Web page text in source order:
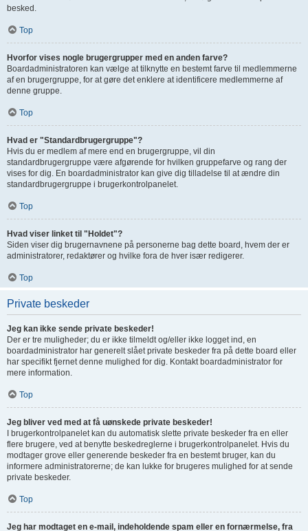
besked.
Top
Hvorfor vises nogle brugergrupper med en anden farve?
Boardadministratoren kan vælge at tilknytte en bestemt farve til medlemmerne
af en brugergruppe, for at gøre det enklere at identificere medlemmerne af
denne gruppe.
Top
Hvad er "Standardbrugergruppe"?
Hvis du er medlem af mere end en brugergruppe, vil din
standardbrugergruppe være afgørende for hvilken gruppefarve og rang der
vises for dig. En boardadministrator kan give dig tilladelse til at ændre din
standardbrugergruppe i brugerkontrolpanelet.
Top
Hvad viser linket til "Holdet"?
Siden viser dig brugernavnene på personerne bag dette board, hvem der er
administratorer, redaktører og hvilke fora de hver især redigerer.
Top
Private beskeder
Jeg kan ikke sende private beskeder!
Der er tre muligheder; du er ikke tilmeldt og/eller ikke logget ind, en
boardadministrator har generelt slået private beskeder fra på dette board eller
har specifikt fjernet denne mulighed for dig. Kontakt boardadministrator for
mere information.
Top
Jeg bliver ved med at få uønskede private beskeder!
I brugerkontrolpanelet kan du automatisk slette private beskeder fra en eller
flere brugere, ved at benytte beskedreglerne i brugerkontrolpanelet. Hvis du
modtager grove eller generende beskeder fra en bestemt bruger, kan du
informere administratorerne; de kan lukke for brugeres mulighed for at sende
private beskeder.
Top
Jeg har modtaget en e-mail, indeholdende spam eller en fornærmelse, fra